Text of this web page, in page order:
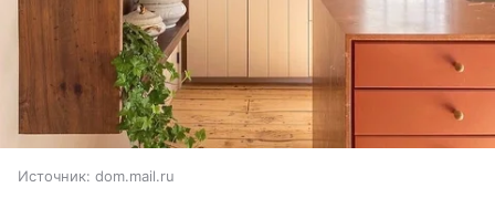
Источник: dom.mail.ru